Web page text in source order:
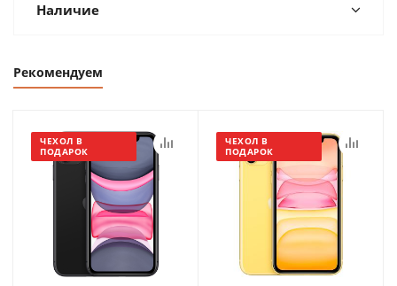
Наличие
Рекомендуем
ЧЕХОЛ В
ПОДАРОК
ЧЕХОЛ В
ПОДАРОК